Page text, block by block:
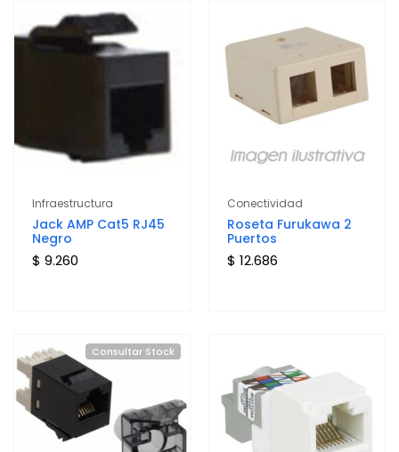
Infraestructura
Jack AMP Cat5 RJ45
Negro
$ 9.260
Conectividad
Roseta Furukawa 2
Puertos
$ 12.686
Consultar Stock